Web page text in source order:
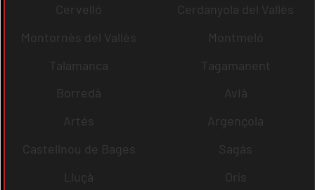
Cervelló
Cerdanyola del Vallès
Montornès del Vallès
Montmeló
Talamanca
Tagamanent
Borredà
Avià
Artés
Argençola
Castellnou de Bages
Sagàs
Lluçà
Orís